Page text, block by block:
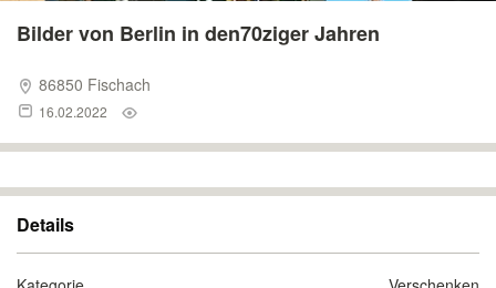
Bilder von Berlin in den70ziger Jahren
86850 Fischach
16.02.2022
Details